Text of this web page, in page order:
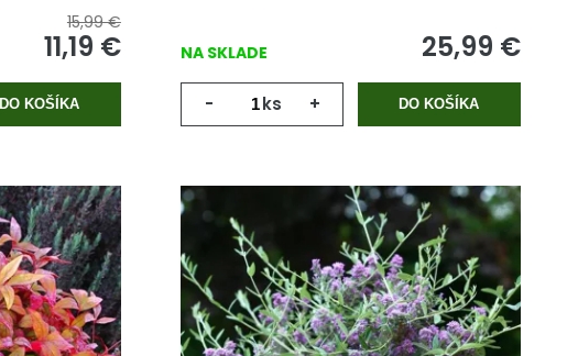
15,99 €
11,19 €
DO KOŠÍKA
NA SKLADE 25,99 €
- ks + DO KOŠÍKA